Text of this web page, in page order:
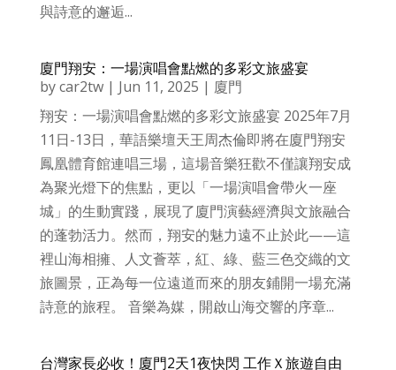
與詩意的邂逅...
廈門翔安：一場演唱會點燃的多彩文旅盛宴
bycar2tw| Jun 11, 2025 | 廈門
翔安：一場演唱會點燃的多彩文旅盛宴 2025年7月
11日-13日，華語樂壇天王周杰倫即將在廈門翔安
鳳凰體育館連唱三場，這場音樂狂歡不僅讓翔安成
為聚光燈下的焦點，更以「一場演唱會帶火一座
城」的生動實踐，展現了廈門演藝經濟與文旅融合
的蓬勃活力。然而，翔安的魅力遠不止於此——這
裡山海相擁、人文薈萃，紅、綠、藍三色交織的文
旅圖景，正為每一位遠道而來的朋友鋪開一場充滿
詩意的旅程。 音樂為媒，開啟山海交響的序章...
台灣家長必收！廈門2天1夜快閃 工作Ｘ旅遊自由